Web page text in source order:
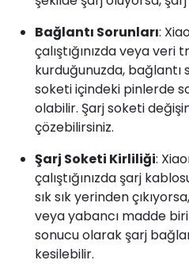
Bağlantı Sorunları:
çalıştığınızda veya
kurduğunuzda, bağlantı
soketi içindeki pinlerde
olabilir. Şarj soketi
çözebilirsiniz.
Şarj Soketi Kirliliği:
çalıştığınızda şarj
sık sık yerinden
veya yabancı madde
sonucu olarak şarj
kesilebilir.